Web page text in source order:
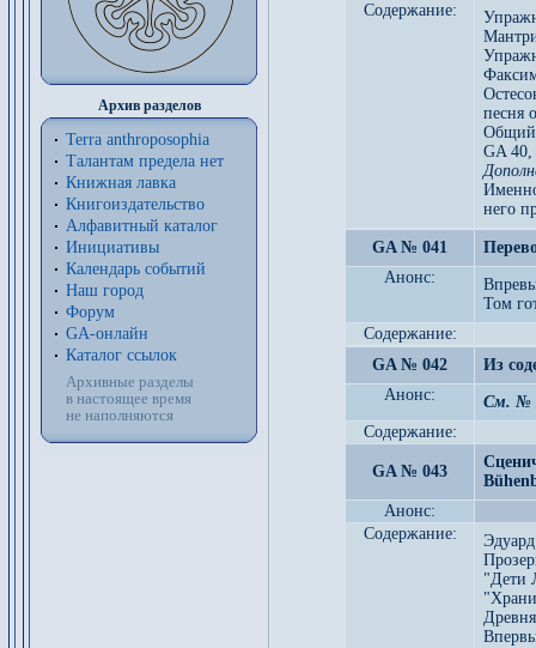
Архив разделов
Terra anthroposophia
Талантам предела нет
Книжная лавка
Книгоиздательство
Алфавитный каталог
Инициативы
Календарь событий
Наш город
Форум
GA-онлайн
Каталог ссылок
Архивные разделы
в настоящее время
не наполняются
Содержание:
песня
Общий
GA 40,
него
GA № 041
Анонс:
Том
Содержание:
GA № 042
Из
Анонс:
См. №
Содержание:
GA № 043
Анонс:
Содержание:
"Дети